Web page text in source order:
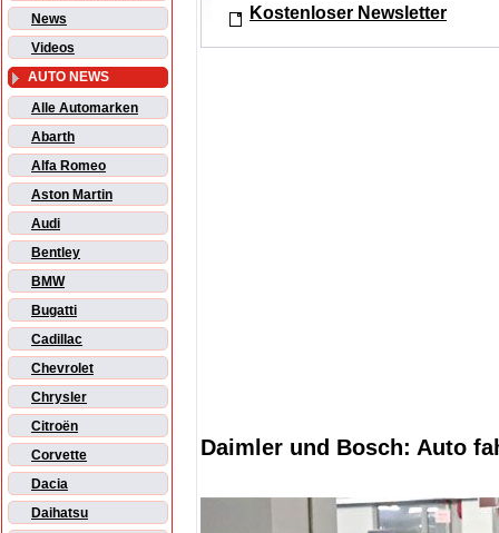
News
Videos
AUTO NEWS
Alle Automarken
Abarth
Alfa Romeo
Aston Martin
Audi
Bentley
BMW
Bugatti
Cadillac
Chevrolet
Chrysler
Citroën
Corvette
Dacia
Daihatsu
Kostenloser Newsletter
Daimler und Bosch: Auto